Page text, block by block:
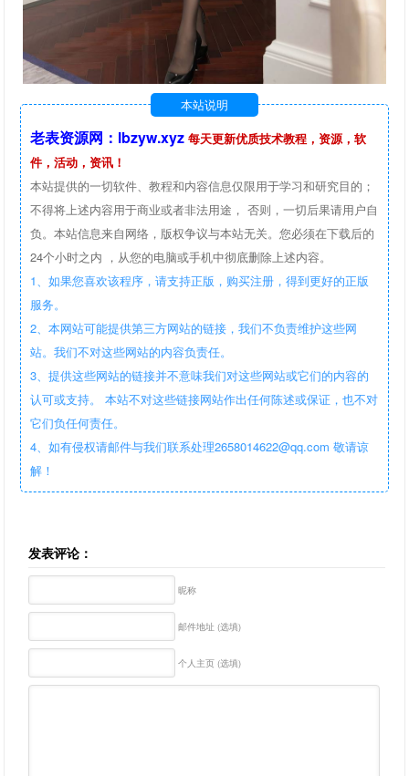
本站说明
老表资源网：lbzyw.xyz 每天更新优质技术教程，资源，软
件，活动，资讯！
本站提供的一切软件、教程和内容信息仅限用于学习和研究目的；
不得将上述内容用于商业或者非法用途， 否则，一切后果请用户自
负。本站信息来自网络，版权争议与本站无关。您必须在下载后的
24个小时之内 ，从您的电脑或手机中彻底删除上述内容。
1、如果您喜欢该程序，请支持正版，购买注册，得到更好的正版
服务。
2、本网站可能提供第三方网站的链接，我们不负责维护这些网
站。我们不对这些网站的内容负责任。
3、提供这些网站的链接并不意味我们对这些网站或它们的内容的
认可或支持。 本站不对这些链接网站作出任何陈述或保证，也不对
它们负任何责任。
4、如有侵权请邮件与我们联系处理2658014622@qq.com 敬请谅
解！
发表评论：
昵称
邮件地址 (选填)
个人主页 (选填)